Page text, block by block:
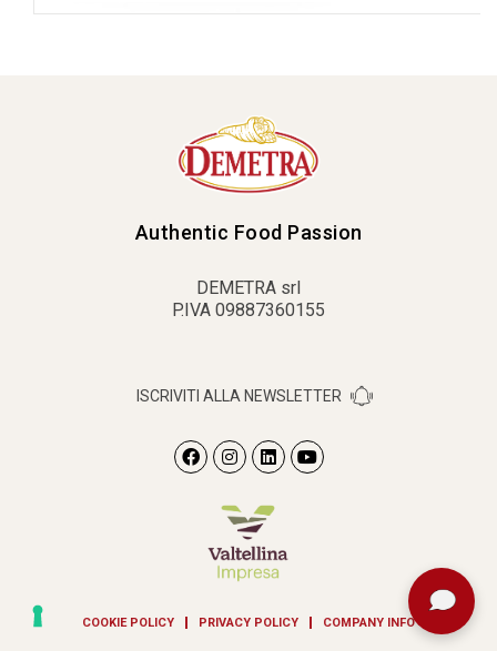
Authentic Food Passion
DEMETRA srl
P.IVA 09887360155
ISCRIVITI ALLA NEWSLETTER
COOKIE POLICY PRIVACY POLICY COMPANY INFO